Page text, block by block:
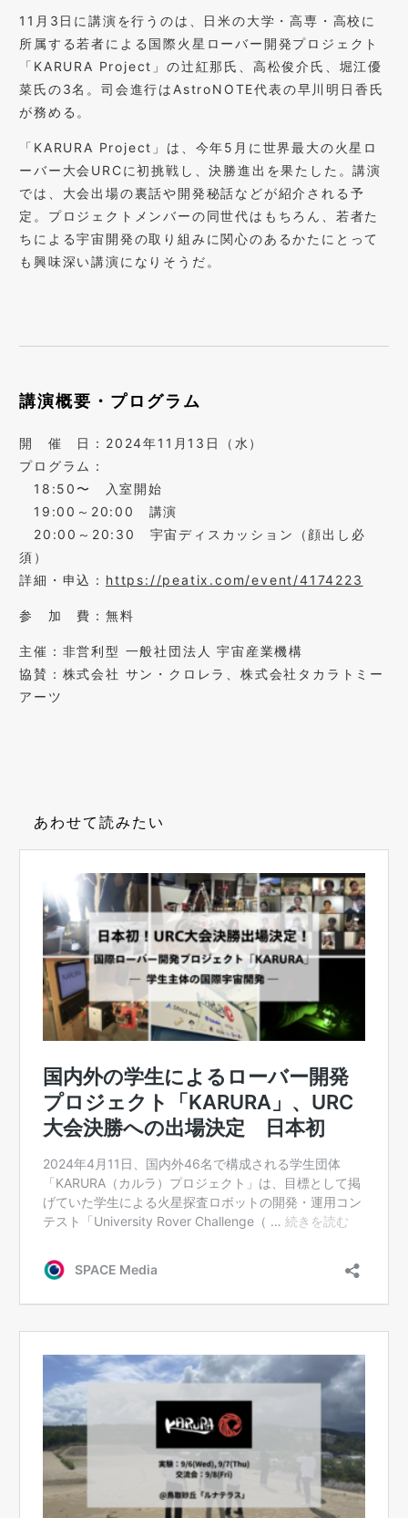
11月3日に講演を行うのは、日米の大学・高専・高校に
所属する若者による国際火星ローバー開発プロジェクト
「KARURA Project」の辻紅那氏、高松俊介氏、堀江優
菜氏の3名。司会進行はAstroNOTE代表の早川明日香氏
が務める。
「KARURA Project」は、今年5月に世界最大の火星ロ
ーバー大会URCに初挑戦し、決勝進出を果たした。講演
では、大会出場の裏話や開発秘話などが紹介される予
定。プロジェクトメンバーの同世代はもちろん、若者た
ちによる宇宙開発の取り組みに関心のあるかたにとって
も興味深い講演になりそうだ。
講演概要・プログラム
開 催 日：2024年11月13日（水）
プログラム：
18:50〜 入室開始
19:00～20:00 講演
20:00～20:30 宇宙ディスカッション（顔出し必
須）
詳細・申込： https://peatix.com/event/4174223
参 加 費：無料
主催：非営利型 一般社団法人 宇宙産業機構
協賛：株式会社 サン・クロレラ、株式会社タカラトミー
アーツ
あわせて読みたい